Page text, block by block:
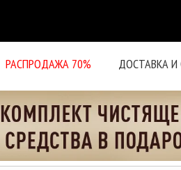
РАСПРОДАЖА 70% ДОСТАВКА